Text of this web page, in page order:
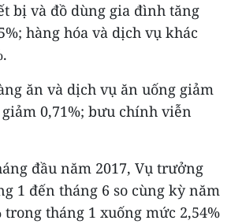
bị và đồ dùng gia đình tăng
hàng hóa và dịch vụ khác
ăn và dịch vụ ăn uống giảm
0,71%; bưu chính viễn
đầu năm 2017, Vụ trưởng
1 đến tháng 6 so cùng kỳ năm
tháng 1 xuống mức 2,54%